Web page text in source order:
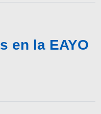
en la EAYO